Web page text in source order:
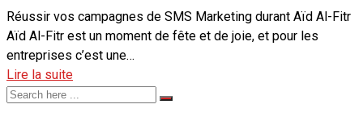
Réussir vos campagnes de SMS Marketing durant Aïd Al-Fitr
Aïd Al-Fitr est un moment de fête et de joie, et pour les
entreprises c’est une…
Lire la suite